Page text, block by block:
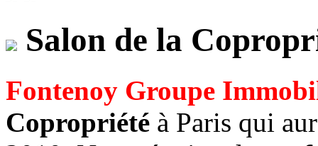
Salon de la
Fontenoy Groupe
Copropriété à Paris qui